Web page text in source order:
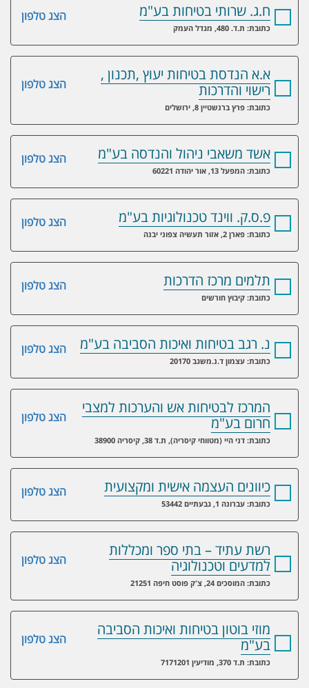
הצג טלפון ח.ג. שרותי בטיחות בע"מ
כתובת: ת.ד. 480, מגדל העמק
הצג טלפון
א.א הנדסת בטיחות יעוץ ,תכנון ,
רישוי והדרכות
כתובת: פרץ ברנשטיין 8, ירושלים
הצג טלפון אשד משאבי ניהול והנדסה בע"מ
כתובת: המפעל 13, אור יהודה 60221
הצג טלפון פ.ס.ק. ווינד טכנולוגיות בע"מ
כתובת: פארן 2, אזור תעשיה צפוני יבנה
הצג טלפון תלמים מרכז הדרכות
כתובת: קיבוץ חורשים
הצג טלפון נ. רגב בטיחות ואיכות הסביבה בע"מ
כתובת: עצמון ד.נ.משגב 20170
הצג טלפון
המרכז לבטיחות אש והערכות למצבי
חרום בע"מ
כתובת: דני היי (מטווחי קיסריה), ת.ד 38, קיסריה 38900
הצג טלפון כיוונים העצמה אישית ומקצועית
כתובת: עברונה 1, גבעתיים 53442
הצג טלפון
רשת עתיד – בתי ספר ומכללות
למדעים וטכנולוגיה
כתובת: המוסכים 24, צ'ק פוסט חיפה 21251
הצג טלפון
מוזי בוטון בטיחות ואיכות הסביבה
בע"מ
כתובת: ת.ד 370, מודיעין 7171201